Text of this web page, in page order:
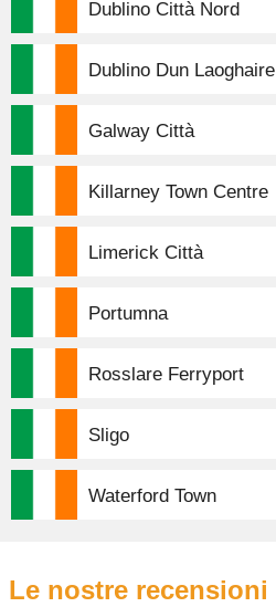
Dublino Città Nord
Dublino Dun Laoghaire
Galway Città
Killarney Town Centre
Limerick Città
Portumna
Rosslare Ferryport
Sligo
Waterford Town
Le nostre recensioni